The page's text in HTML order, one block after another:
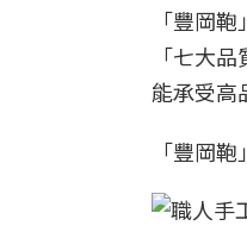
「豐岡
「七大
能承受高
「豐岡